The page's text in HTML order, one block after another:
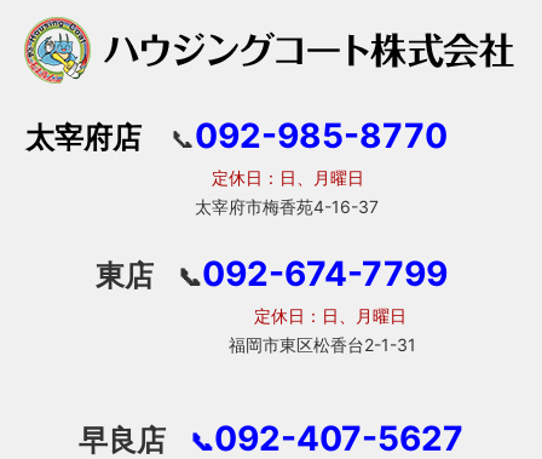
太宰府店 📞092-985-8770
定休日：日、月曜日
太宰府市梅香苑4-16-37
東店 📞092-674-7799
定休日：日、月曜日
福岡市東区松香台2-1-31
早良店 📞092-407-5627